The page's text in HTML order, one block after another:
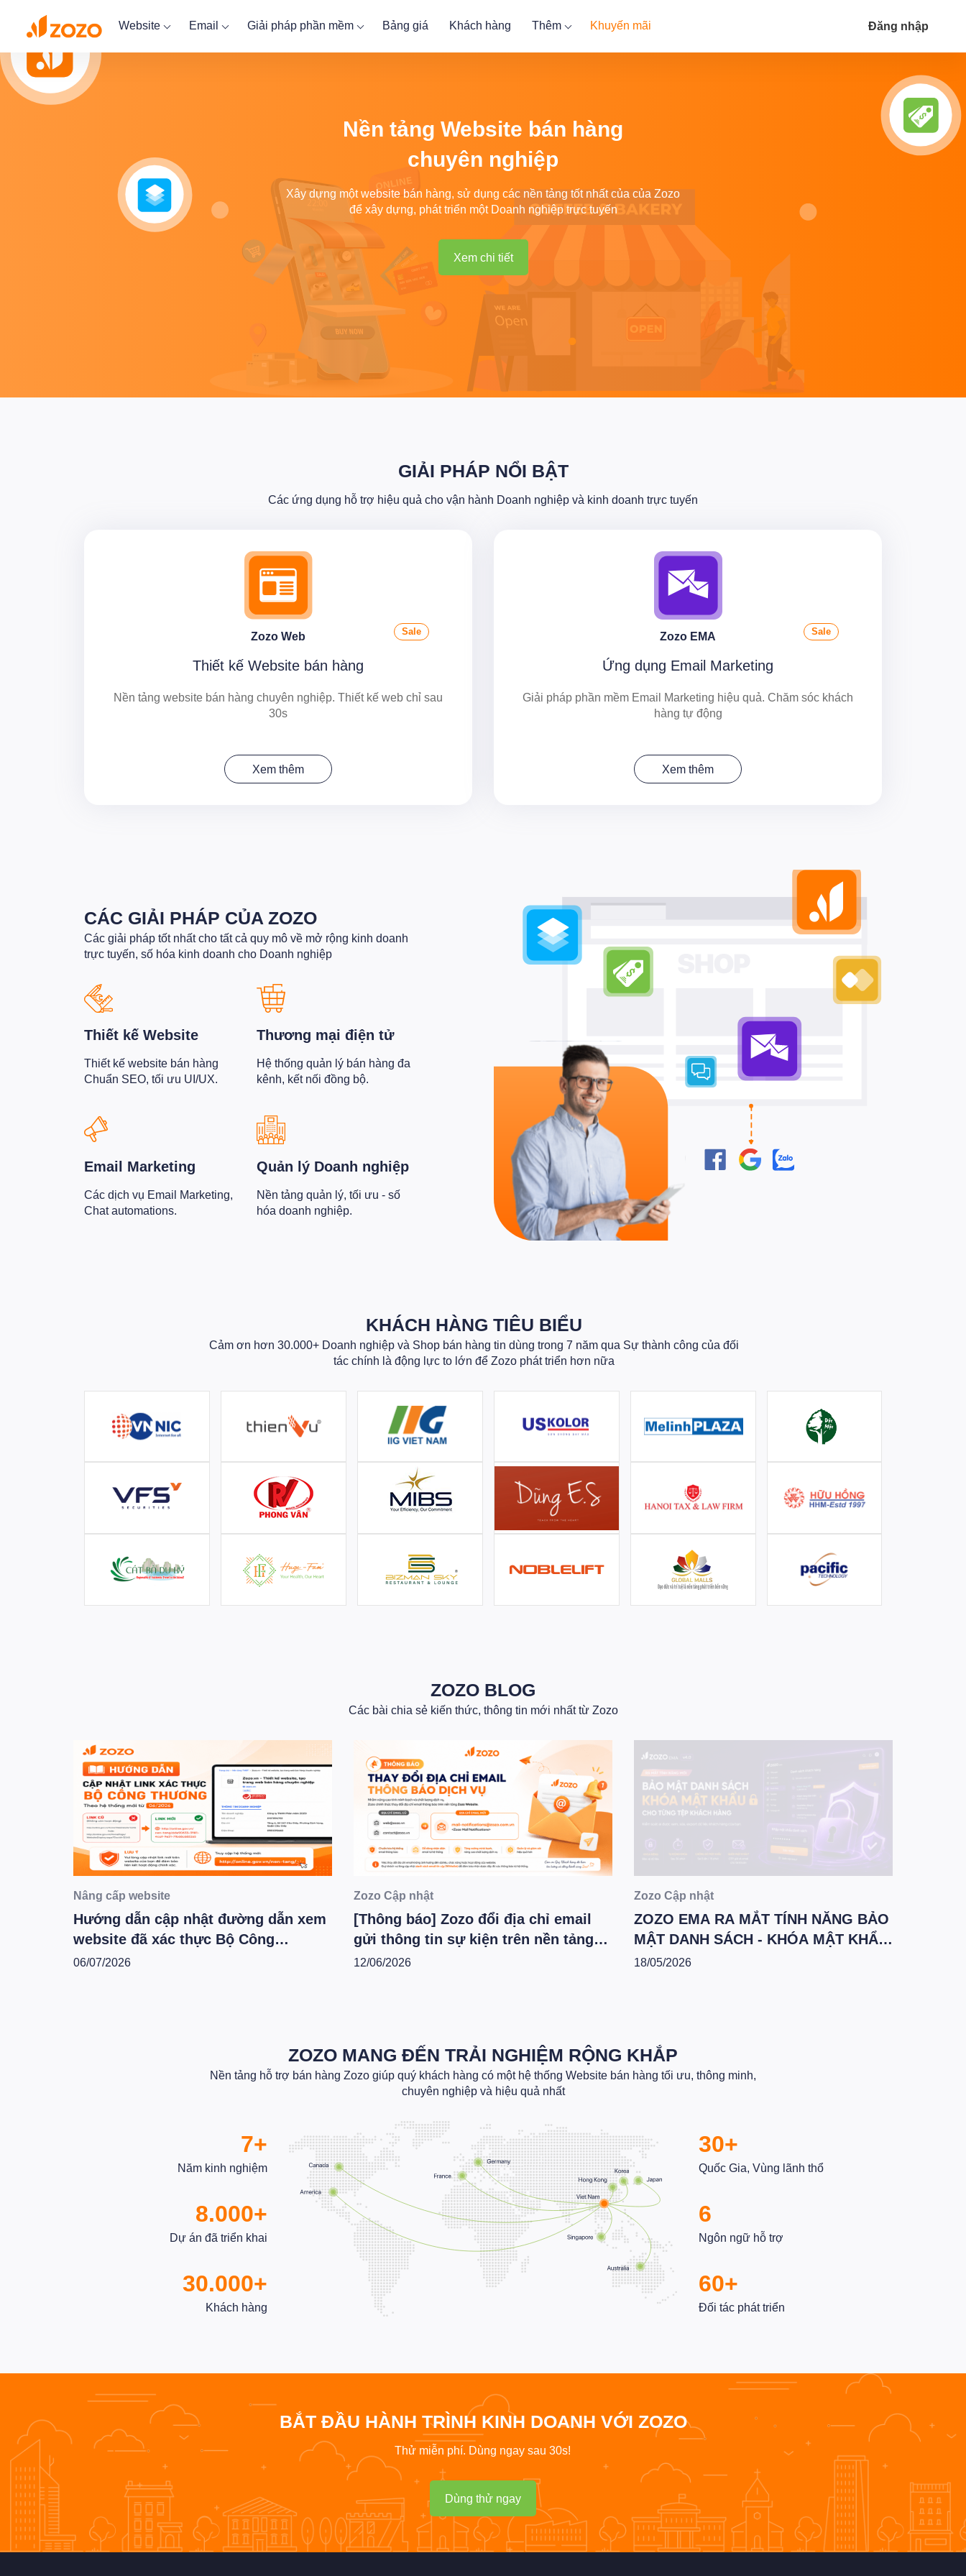
Website Email Giải pháp phần mềm Bảng giá Khách hàng Thêm Khuyến mãi Đăng nhập
Nền tảng Website bán hàng
chuyên nghiệp
Xây dựng một website bán hàng, sử dụng các nền tảng tốt nhất của của Zozo
để xây dựng, phát triển một Doanh nghiệp trực tuyến
Xem chi tiết
GIẢI PHÁP NỔI BẬT
Các ứng dụng hỗ trợ hiệu quả cho vận hành Doanh nghiệp và kinh doanh trực tuyến
Zozo Web Sale
Thiết kế Website bán hàng
Nền tảng website bán hàng chuyên nghiệp. Thiết kế web chỉ sau
30s
Xem thêm
Zozo EMA Sale
Ứng dụng Email Marketing
Giải pháp phần mềm Email Marketing hiệu quả. Chăm sóc khách
hàng tự động
Xem thêm
CÁC GIẢI PHÁP CỦA ZOZO
Các giải pháp tốt nhất cho tất cả quy mô về mở rộng kinh doanh
trực tuyến, số hóa kinh doanh cho Doanh nghiệp
Thiết kế Website
Thiết kế website bán hàng
Chuẩn SEO, tối ưu UI/UX.
Thương mại điện tử
Hệ thống quản lý bán hàng đa
kênh, kết nối đồng bộ.
Email Marketing
Các dịch vụ Email Marketing,
Chat automations.
Quản lý Doanh nghiệp
Nền tảng quản lý, tối ưu - số
hóa doanh nghiệp.
KHÁCH HÀNG TIÊU BIỂU
Cảm ơn hơn 30.000+ Doanh nghiệp và Shop bán hàng tin dùng trong 7 năm qua Sự thành công của đối
tác chính là động lực to lớn để Zozo phát triển hơn nữa
ZOZO BLOG
Các bài chia sẻ kiến thức, thông tin mới nhất từ Zozo
Nâng cấp website
Hướng dẫn cập nhật đường dẫn xem
website đã xác thực Bộ Công
Thương theo hệ thống mới - T6.2026
06/07/2026
Zozo Cập nhật
[Thông báo] Zozo đổi địa chỉ email
gửi thông tin sự kiện trên nền tảng
Zozo Website
12/06/2026
Zozo Cập nhật
ZOZO EMA RA MẮT TÍNH NĂNG BẢO
MẬT DANH SÁCH - KHÓA MẬT KHẨU
CHO TỪNG TỆP KHÁCH HÀNG
18/05/2026
ZOZO MANG ĐẾN TRẢI NGHIỆM RỘNG KHẮP
Nền tảng hỗ trợ bán hàng Zozo giúp quý khách hàng có một hệ thống Website bán hàng tối ưu, thông minh,
chuyên nghiệp và hiệu quả nhất
7+
Năm kinh nghiệm
8.000+
Dự án đã triển khai
30.000+
Khách hàng
30+
Quốc Gia, Vùng lãnh thổ
6
Ngôn ngữ hỗ trợ
60+
Đối tác phát triển
BẮT ĐẦU HÀNH TRÌNH KINH DOANH VỚI ZOZO
Thử miễn phí. Dùng ngay sau 30s!
Dùng thử ngay